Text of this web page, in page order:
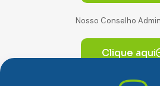
Nosso Conselho
Clique aqui